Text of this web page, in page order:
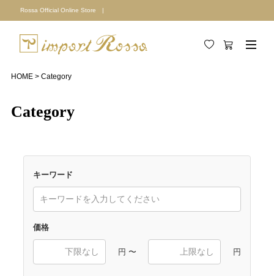
Rossa Official Online Store |
HOME Category
Category
キーワード
価格
円 〜 円